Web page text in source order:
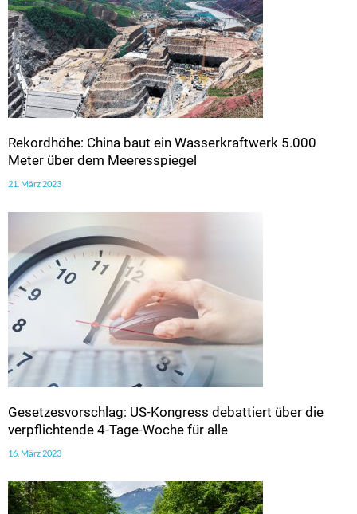
Rekordhöhe: China baut ein Wasserkraftwerk 5.000
Meter über dem Meeresspiegel
21. März 2023
Gesetzesvorschlag: US-Kongress debattiert über die
verpflichtende 4-Tage-Woche für alle
16. März 2023